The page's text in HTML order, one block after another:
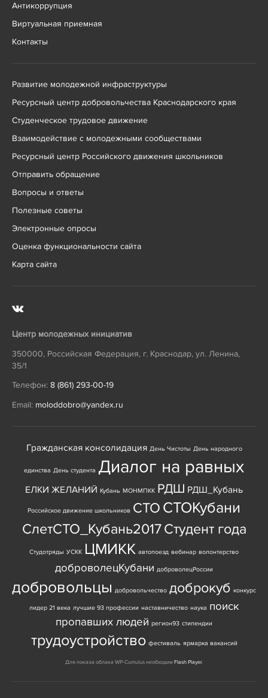
Антикоррупция
Виртуальная приемная
Контакты
Развитие молодежной инфраструктуры
Ресурсный центр добровольчества Краснодарского края
Студенческое трудовое движение
Взаимодействие с молодежными сообществами
Ресурсный центр Российского движения школьников
Отправить обращение
Вопросы и ответы
Полезные советы
Электронные опросы
Оценка функциональности сайта
Карта сайта
Центр молодежных инициатив
350000, Российская Федерация, г. Краснодар, ул. Ленина,
35/1
Телефон: 8 (861) 293-00-19
Email: moloddobro@yandex.ru
Гражданская консолидация День Чистоты День народного
единства День студента Диалог на равных
ЕЛКИ ЖЕЛАНИЙ Кубань МОНМПКК РДШ РДШ_Кубань
Российское движение школьников СТО СТОКубани
СлетСТО_Кубань2017Студент года
Студотряды УСКК ЦМИКК автопоезд вебинар волонтерство
доброволецКубани доброволецРоссии
добровольцы добровольчество доброкуб конкурс
лидер 21 века лучшие 93 профессии наставничество наука поиск
пропавших людей регион93 стипендии
трудоустройство фестиваль ярмарка вакансий
Для показа облака WP-Cumulus необходим Flash Player.